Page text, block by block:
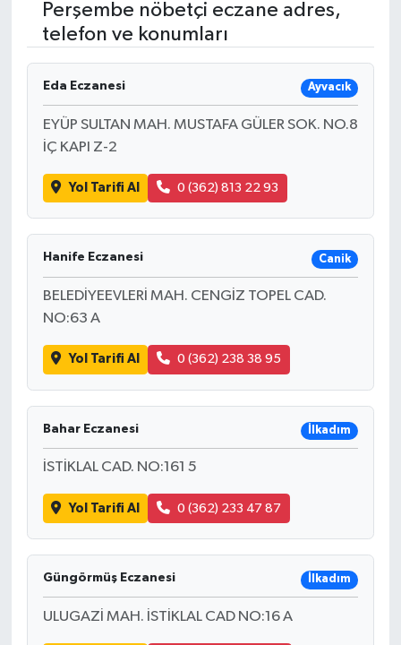
Perşembe nöbetçi eczane adres,
telefon ve konumları
Eda Eczanesi Ayvacık
EYÜP SULTAN MAH. MUSTAFA GÜLER SOK. NO.8
İÇ KAPI Z-2
Yol Tarifi Al 0 (362) 813 22 93
Hanife Eczanesi Canik
BELEDİYEEVLERİ MAH. CENGİZ TOPEL CAD.
NO:63 A
Yol Tarifi Al 0 (362) 238 38 95
Bahar Eczanesi İlkadım
İSTİKLAL CAD. NO:161 5
Yol Tarifi Al 0 (362) 233 47 87
Güngörmüş Eczanesi İlkadım
ULUGAZİ MAH. İSTİKLAL CAD NO:16 A
RESMİ İLANLAR